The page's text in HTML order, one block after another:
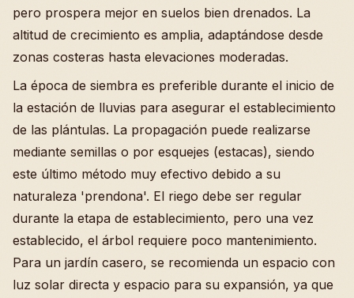
pero prospera mejor en suelos bien drenados. La
altitud de crecimiento es amplia, adaptándose desde
zonas costeras hasta elevaciones moderadas.
La época de siembra es preferible durante el inicio de
la estación de lluvias para asegurar el establecimiento
de las plántulas. La propagación puede realizarse
mediante semillas o por esquejes (estacas), siendo
este último método muy efectivo debido a su
naturaleza 'prendona'. El riego debe ser regular
durante la etapa de establecimiento, pero una vez
establecido, el árbol requiere poco mantenimiento.
Para un jardín casero, se recomienda un espacio con
luz solar directa y espacio para su expansión, ya que